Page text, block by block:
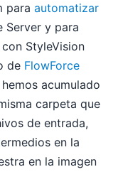
para automatizar
Server y para
con StyleVision
de FlowForce
acumulado
carpeta que
de entrada,
en la
en la imagen